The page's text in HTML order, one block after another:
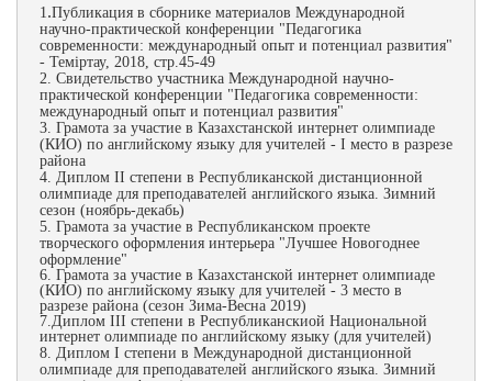
1 .Публикация в сборнике материалов Международной
научно-практической конференции "Педагогика
современности: международный опыт и потенциал развития"
- Теміртау, 2018, стр.45-49
2. Свидетельство участника Международной научно-
практической конференции "Педагогика современности:
международный опыт и потенциал развития"
3. Грамота за участие в Казахстанской интернет олимпиаде
(КИО) по английскому языку для учителей - I место в разрезе
района
4. Диплом II степени в Республиканской дистанционной
олимпиаде для преподавателей английского языка. Зимний
сезон (ноябрь-декабь)
5. Грамота за участие в Республиканском проекте
творческого оформления интерьера "Лучшее Новогоднее
оформление"
6. Грамота за участие в Казахстанской интернет олимпиаде
(КИО) по английскому языку для учителей - 3 место в
разрезе района (сезон Зима-Весна 2019)
7.Диплом III степени в Республиканскиой Национальной
интернет олимпиаде по английскому языку (для учителей)
8. Диплом I степени в Международной дистанционной
олимпиаде для преподавателей английского языка. Зимний